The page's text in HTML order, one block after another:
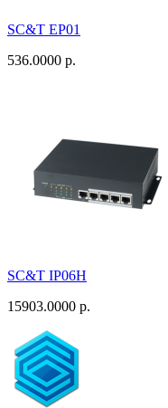
SC&T EP01
536.0000 р.
SC&T IP06H
15903.0000 р.